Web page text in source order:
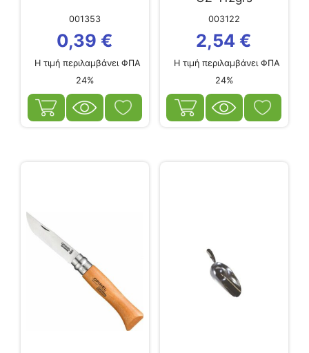
001353
0,39 €
Η τιμή περιλαμβάνει ΦΠΑ
24%
003122
2,54 €
Η τιμή περιλαμβάνει ΦΠΑ
24%